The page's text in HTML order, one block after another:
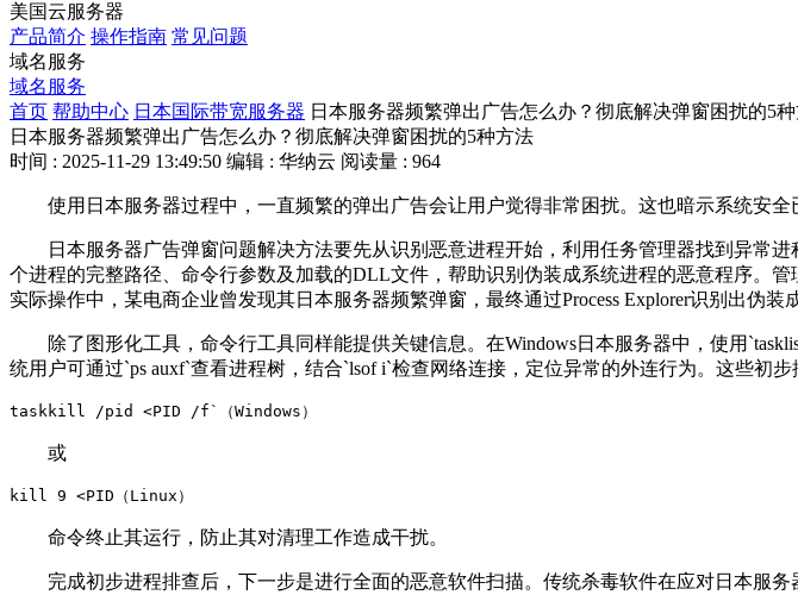
美国云服务器
产品简介 操作指南 常见问题
域名服务
域名服务
首页 帮助中心 日本国际带宽服务器 日本服务器频繁弹出广告怎么办？彻底解决弹窗困扰的5
日本服务器频繁弹出广告怎么办？彻底解决弹窗困扰的5种方法
时间 : 2025-11-29 13:49:50 编辑 : 华纳云 阅读量 : 964
使用日本服务器过程中，一直频繁的弹出广告会让用户觉得非常困扰。这也暗示系统安
日本服务器广告弹窗问题解决方法要先从识别恶意进程开始，利用任务管理器找到异常
个进程的完整路径、命令行参数及加载的DLL文件，帮助识别伪装成系统进程的恶意程序。管
实际操作中，某电商企业曾发现其日本服务器频繁弹窗，最终通过Process Explorer识别出伪装
除了图形化工具，命令行工具同样能提供关键信息。在Windows日本服务器中，使用
统用户可通过`ps auxf`查看进程树，结合`lsof i`检查网络连接，定位异常的外连行为。这些初
taskkill /pid <PID /f`（Windows）
或
kill 9 <PID（Linux）
命令终止其运行，防止其对清理工作造成干扰。
完成初步进程排查后，下一步是进行全面的恶意软件扫描。传统杀毒软件在应对日本服